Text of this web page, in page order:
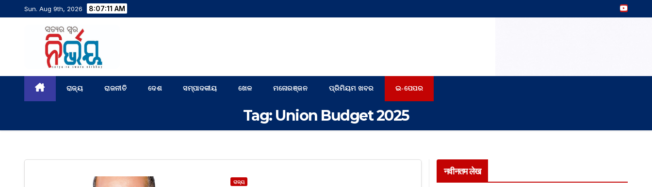
Sun. Aug 9th, 2026 8:07:12 AM
ରାଜ୍ୟ ରାଜନୀତି ଦେଶ ସମ୍ପାଦକୀୟ ଖେଳ ମନୋରଞ୍ଜନ ପ୍ରିମିୟମ ଖବର ଇ-ପେପର
Tag: Union Budget 2025
ରାଜ୍ୟ
नवीनतम लेख